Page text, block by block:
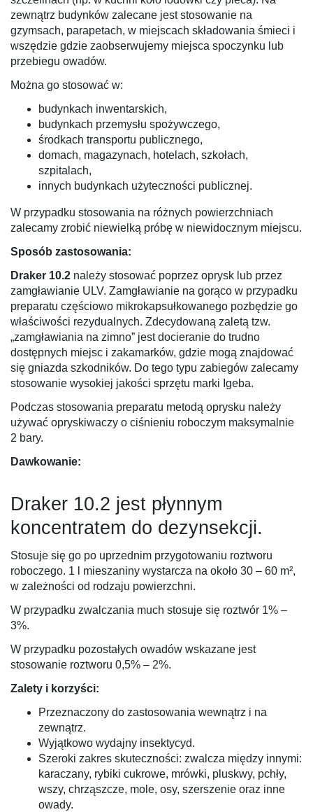
zewnątrz budynków zalecane jest stosowanie na
gzymsach, parapetach, w miejscach składowania śmieci i
wszędzie gdzie zaobserwujemy miejsca spoczynku lub
przebiegu owadów.
Można go stosować w:
budynkach inwentarskich,
budynkach przemysłu spożywczego,
środkach transportu publicznego,
domach, magazynach, hotelach, szkołach,
szpitalach,
innych budynkach użyteczności publicznej.
W przypadku stosowania na różnych powierzchniach
zalecamy zrobić niewielką próbę w niewidocznym miejscu.
Sposób zastosowania:
Draker 10.2 należy stosować poprzez oprysk lub przez
zamgławianie ULV. Zamgławianie na gorąco w przypadku
preparatu częściowo mikrokapsułkowanego pozbędzie go
właściwości rezydualnych. Zdecydowaną zaletą tzw.
„zamgławiania na zimno” jest docieranie do trudno
dostępnych miejsc i zakamarków, gdzie mogą znajdować
się gniazda szkodników. Do tego typu zabiegów zalecamy
stosowanie wysokiej jakości sprzętu marki Igeba.
Podczas stosowania preparatu metodą oprysku należy
używać opryskiwaczy o ciśnieniu roboczym maksymalnie
2 bary.
Dawkowanie:
Draker 10.2 jest płynnym
koncentratem do dezynsekcji.
Stosuje się go po uprzednim przygotowaniu roztworu
roboczego. 1 l mieszaniny wystarcza na około 30 – 60 m²,
w zależności od rodzaju powierzchni.
W przypadku zwalczania much stosuje się roztwór 1% –
3%.
W przypadku pozostałych owadów wskazane jest
stosowanie roztworu 0,5% – 2%.
Zalety i korzyści:
Przeznaczony do zastosowania wewnątrz i na
zewnątrz.
Wyjątkowo wydajny insektycyd.
Szeroki zakres skuteczności: zwalcza między innymi:
karaczany, rybiki cukrowe, mrówki, pluskwy, pchły,
wszy, chrząszcze, mole, osy, szerszenie oraz inne
owady.